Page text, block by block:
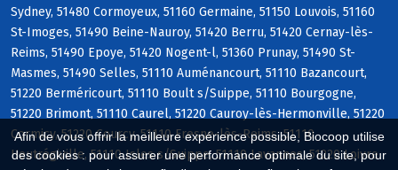
Afin de vous offrir la meilleure expérience possible, Biocoop utilise
des cookies : pour assurer une performance optimale du site, pour
Sydney, 51480 Cormoyeux, 51160 Germaine, 51150 Louvois, 51160
St-Imoges, 51490 Beine-Nauroy, 51420 Berru, 51420 Cernay-lès-
Reims, 51490 Epoye, 51420 Nogent-l, 51360 Prunay, 51490 St-
Masmes, 51490 Selles, 51110 Auménancourt, 51110 Bazancourt,
51220 Berméricourt, 51110 Boult s/Suippe, 51110 Bourgogne,
51220 Brimont, 51110 Caurel, 51220 Cauroy-lès-Hermonville, 51220
Cormicy, 51220 Courcy, 51110 Fresne-lès-Reims, 51110
Heutrégiville, 51110 Isles s/Suippe, 51110 Lavannes, 51220 Loivre